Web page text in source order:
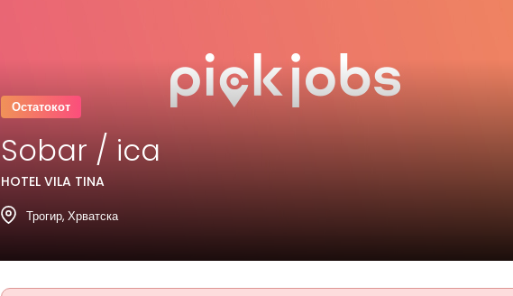
Остатокот
Sobar / ica
HOTEL VILA TINA
Трогир, Хрватска